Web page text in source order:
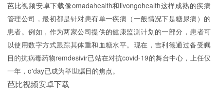
芭比视频安卓下载像omadahealth和livongohealth这样成熟的疾病
管理公司，最初都是针对患有单一疾病（一般情况下是糖尿病）的
患者。例如，作为两家公司提供的健康监测计划的一部分，患者可
以使用数字方式跟踪其体重和血糖水平。现在，吉利德通过备受瞩
目的抗病毒药物remdesivir已站在对抗covid-19的舞台中心，上任仅
一年，o'day已成为举世瞩目的焦点。
芭比视频安卓下载